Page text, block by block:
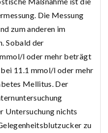
Die Messung
zum anderen im
Sobald der
l oder mehr beträgt
11.1 mmol/l oder mehr
Mellitus. Der
Untersuchung nichts
zu